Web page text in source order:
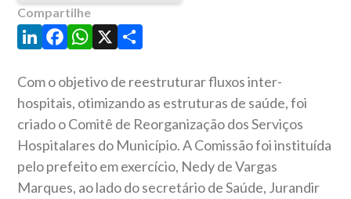
Compartilhe
LinkedIn
Facebook
WhatsApp
X Share
Com o objetivo de reestruturar fluxos inter-
hospitais, otimizando as estruturas de saúde, foi
criado o Comitê de Reorganização dos Serviços
Hospitalares do Município. A Comissão foi instituída
pelo prefeito em exercício, Nedy de Vargas
Marques, ao lado do secretário de Saúde, Jurandir